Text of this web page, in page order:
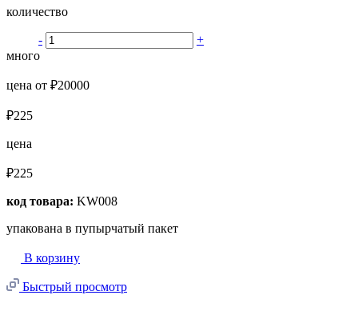
количество
-
+
много
цена от ₽20000
₽225
цена
₽225
код товара: KW008
упакована в пупырчатый пакет
В корзину
Быстрый просмотр